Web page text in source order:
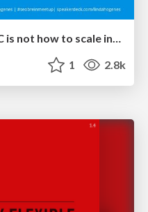
SEO Brein meetup: CTRL+C is not how to scale international SEO
1 2.8k